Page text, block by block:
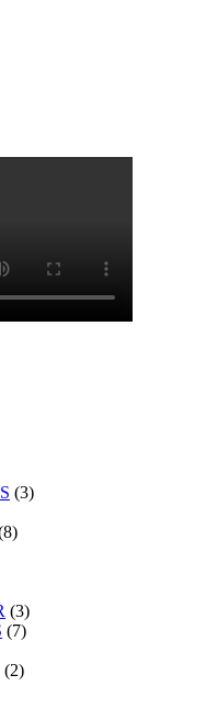
(3)
(3)
(7)
(2)